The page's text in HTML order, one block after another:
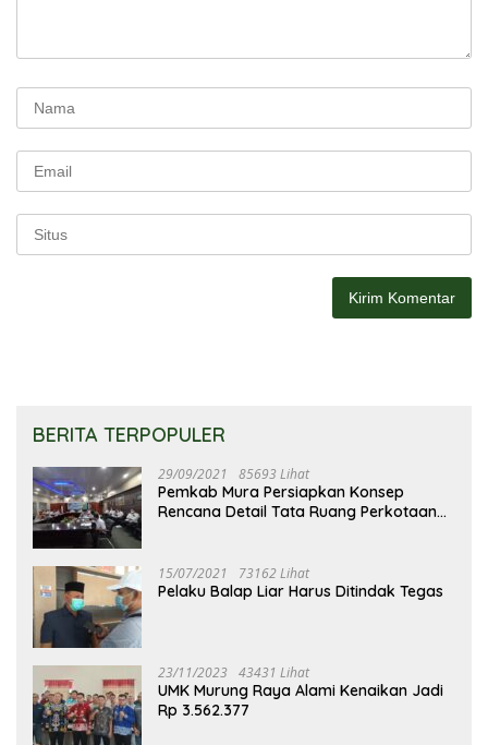
BERITA TERPOPULER
29/09/2021 85693 Lihat
Pemkab Mura Persiapkan Konsep
Rencana Detail Tata Ruang Perkotaan
15/07/2021 73162 Lihat
Pelaku Balap Liar Harus Ditindak Tegas
23/11/2023 43431 Lihat
UMK Murung Raya Alami Kenaikan Jadi
Rp 3.562.377